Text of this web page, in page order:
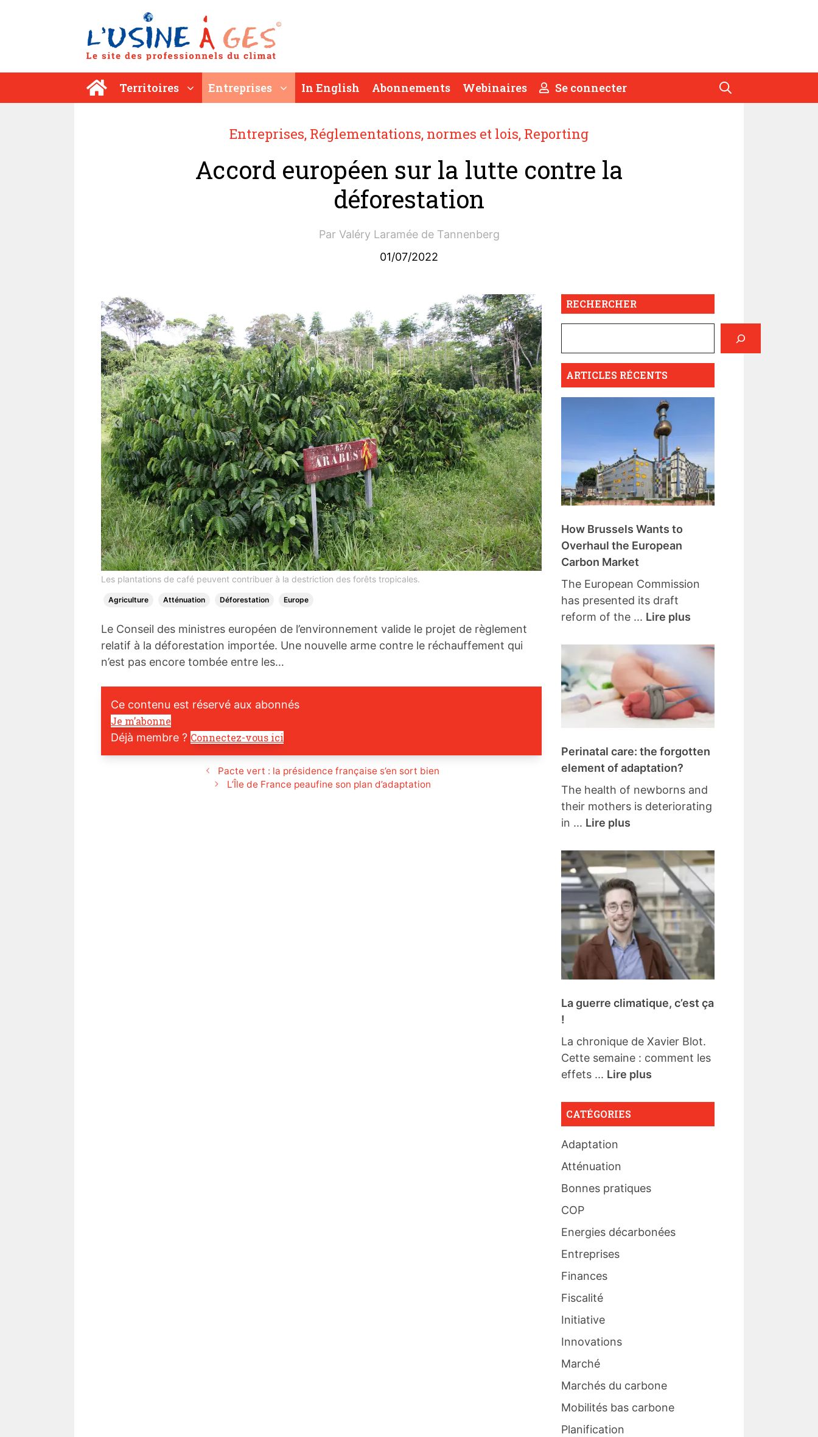
Territoires Entreprises In English Abonnements Webinaires Se connecter
Entreprises, Réglementations, normes et lois, Reporting
Accord européen sur la lutte contre la
déforestation
Par Valéry Laramée de Tannenberg
01/07/2022
Les plantations de café peuvent contribuer à la destriction des forêts tropicales.
Agriculture Atténuation Déforestation Europe
Le Conseil des ministres européen de l’environnement valide le projet de règlement
relatif à la déforestation importée. Une nouvelle arme contre le réchauffement qui
n’est pas encore tombée entre les…
Ce contenu est réservé aux abonnés
Je m’abonne
Déjà membre ? Connectez-vous ici
Pacte vert : la présidence française s’en sort bien
L’Île de France peaufine son plan d’adaptation
RECHERCHER
ARTICLES RÉCENTS
How Brussels Wants to
Overhaul the European
Carbon Market
The European Commission
has presented its draft
reform of the ... Lire plus
Perinatal care: the forgotten
element of adaptation?
The health of newborns and
their mothers is deteriorating
in ... Lire plus
La guerre climatique, c’est ça
!
La chronique de Xavier Blot.
Cette semaine : comment les
effets ... Lire plus
CATÉGORIES
Adaptation
Atténuation
Bonnes pratiques
COP
Energies décarbonées
Entreprises
Finances
Fiscalité
Initiative
Innovations
Marché
Marchés du carbone
Mobilités bas carbone
Planification